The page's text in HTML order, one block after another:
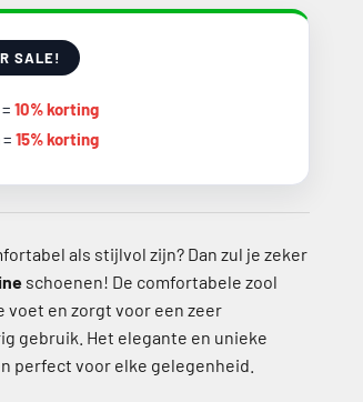
SALE!
= 10% korting
= 15% korting
als stijlvol zijn? Dan zul je zeker
schoenen! De comfortabele zool
en zorgt voor een zeer
gebruik. Het elegante en unieke
perfect voor elke gelegenheid.